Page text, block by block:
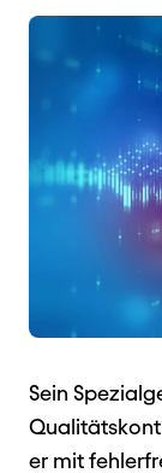
Sein
er mit